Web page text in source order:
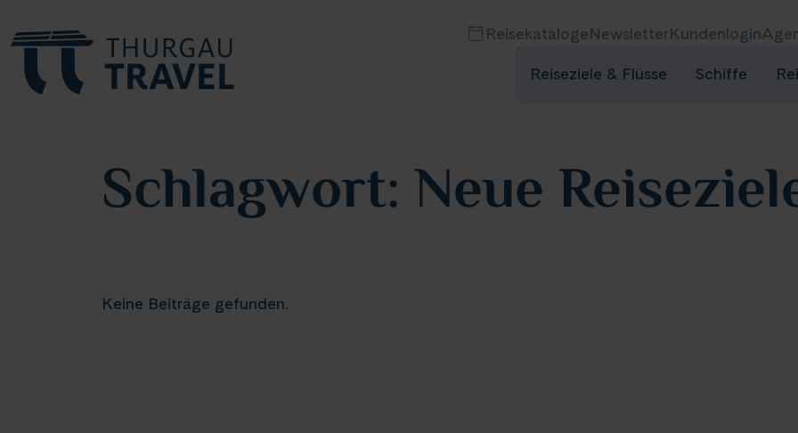
ReisekatalogeNewsletterKundenlogin
Reiseziele & Flüsse Schiffe
Schlagwort:Neue
Keine Beiträge gefunden.